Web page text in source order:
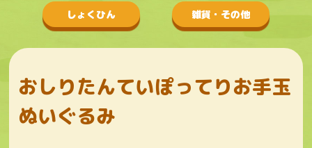
しょくひん 雑貨・その他
おしりたんていぽってりお手玉
ぬいぐるみ